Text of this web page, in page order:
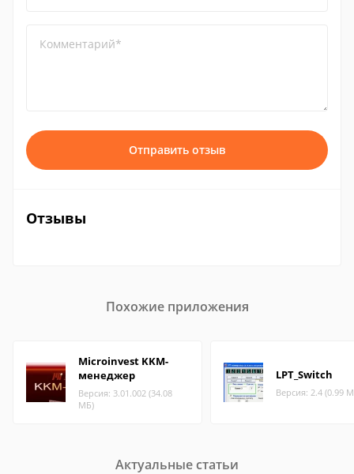
Комментарий*
Отправить отзыв
Отзывы
Похожие приложения
Microinvest KKM-
менеджер
Версия: 3.01.002 (34.08
МБ)
LPT_Switch
Версия: 2.4 (0.99
Актуальные статьи